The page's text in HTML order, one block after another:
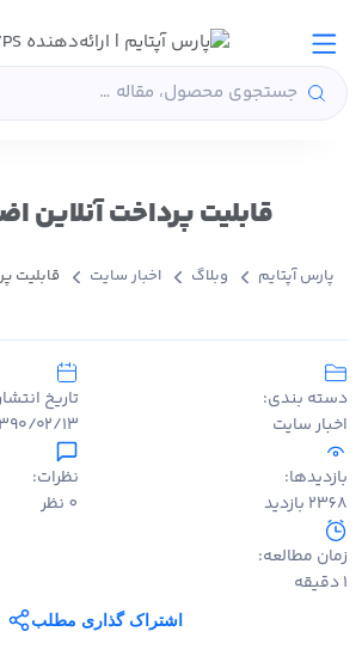
قابلیت پرداخت آنلاین
پارس آپتایم وبلاگ اخبار سایت قابلیت
دسته بندی:
اخبار سایت
تاریخ
۱۳۹۰/۰۲/
بازدیدها:
2368 بازدید
نظرات:
0 نظر
زمان مطالعه:
1 دقیقه
اشتراک گذاری مطلب